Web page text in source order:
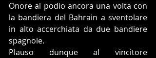
Onore al podio ancora una volta con
la bandiera del Bahrain a sventolare
in alto accerchiata da due bandiere
spagnole.